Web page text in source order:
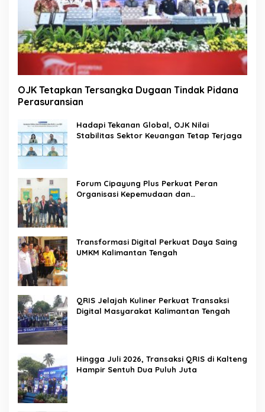
OJK Tetapkan Tersangka Dugaan Tindak Pidana
Perasuransian
Hadapi Tekanan Global, OJK Nilai
Stabilitas Sektor Keuangan Tetap Terjaga
Forum Cipayung Plus Perkuat Peran
Organisasi Kepemudaan dan
Transformasi Digital Perkuat Daya Saing
UMKM Kalimantan Tengah
QRIS Jelajah Kuliner Perkuat Transaksi
Digital Masyarakat Kalimantan Tengah
Hingga Juli 2026, Transaksi QRIS di Kalteng
Hampir Sentuh Dua Puluh Juta